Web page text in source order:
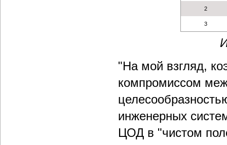
2
3
"На мой взгляд,
компромиссом
инженерных
ЦОД в "чистом